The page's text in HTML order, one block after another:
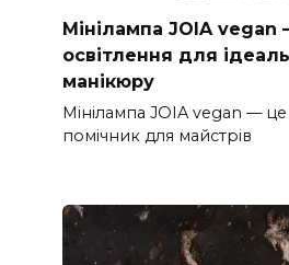
Мінілампа JOIA vegan
освітлення для
манікюру
Мінілампа JOIA vegan —
помічник для майстрів